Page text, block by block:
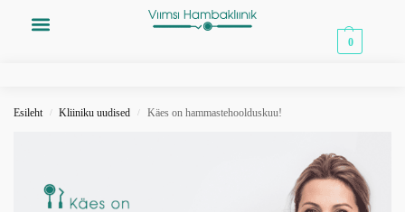
0
Esileht / Kliiniku uudised / Käes on hammastehoolduskuu!